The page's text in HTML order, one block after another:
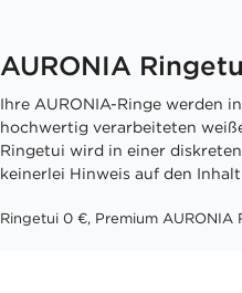
AURONIA
Ihre AURONIA-Ringe werden
hochwertig verarbeiteten
Ringetui wird in einer
keinerlei Hinweis auf den
Ringetui 0 €, Premium AURONIA